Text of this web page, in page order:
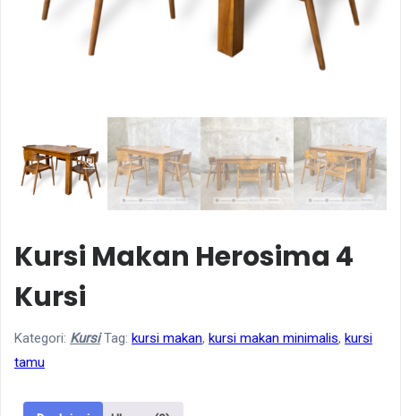
Kursi Makan Herosima 4
Kursi
Kategori: Kursi Tag: kursi makan, kursi makan minimalis, kursi
tamu